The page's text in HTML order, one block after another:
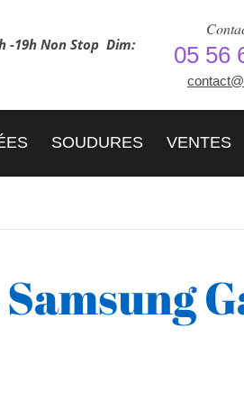
-19h Non Stop Dim:
05 56
SOUDURES VENTES